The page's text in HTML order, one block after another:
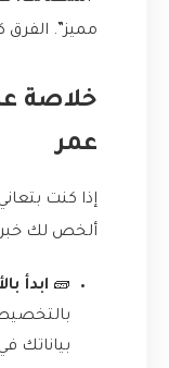
مميز”. الفرق
خلاصة
عمر
إذا كنت
ألخص لك
🧱 ابدأ
بياناتك